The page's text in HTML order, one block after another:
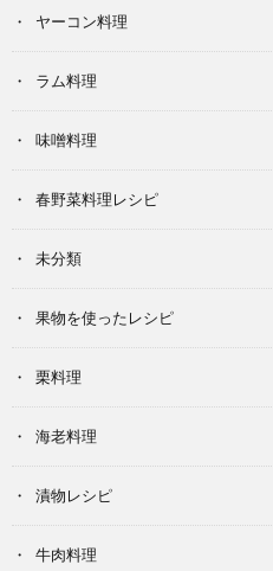
ヤーコン料理
ラム料理
味噌料理
春野菜料理レシピ
未分類
果物を使ったレシピ
栗料理
海老料理
漬物レシピ
牛肉料理